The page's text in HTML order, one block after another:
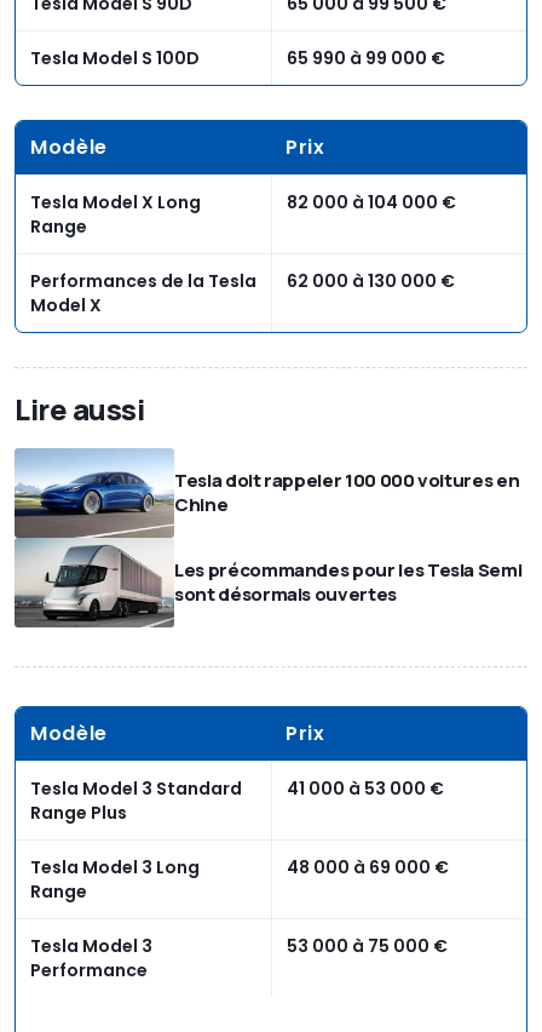
Tesla Model S 100D 65 990 à 99 000 €
Modèle Prix
Tesla Model X Long
Range
82 000 à 104 000 €
Performances de la Tesla
Model X
62 000 à 130 000 €
Lire aussi
Tesla doit rappeler 100 000 voitures en
Chine
Les précommandes pour les Tesla Semi
sont désormais ouvertes
Modèle Prix
Tesla Model 3 Standard
Range Plus
41 000 à 53 000 €
Tesla Model 3 Long
Range
48 000 à 69 000 €
Tesla Model 3
Performance
53 000 à 75 000 €